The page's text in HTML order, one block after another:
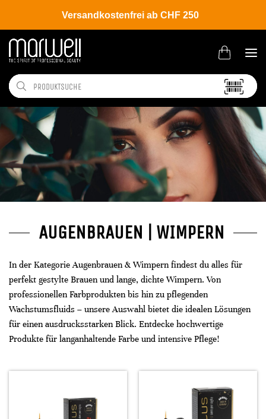
Versandkostenfrei ab CHF 250
AUGENBRAUEN | WIMPERN
In der Kategorie Augenbrauen & Wimpern findest du alles für
perfekt gestylte Brauen und lange, dichte Wimpern. Von
professionellen Farbprodukten bis hin zu pflegenden
Wachstumsfluids – unsere Auswahl bietet die idealen Lösungen
für einen ausdrucksstarken Blick. Entdecke hochwertige
Produkte für langanhaltende Farbe und intensive Pflege!